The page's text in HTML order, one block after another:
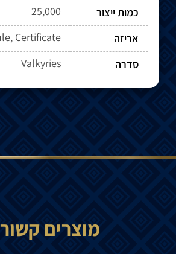
כמות ייצור
25,000
אריזה
Certificate
סדרה
Valkyries
מוצרים